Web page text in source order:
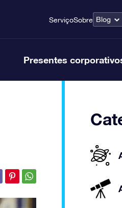
ServiçoSobre Blog
Presentes